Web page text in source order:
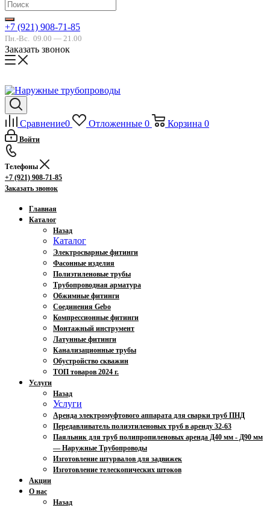
+7 (921) 908-71-85
Пн.-Вс. 09.00 — 21.00
Заказать звонок
Сравнение0 Отложенные 0 Корзина 0
Войти
Телефоны
+7 (921) 908-71-85
Заказать звонок
Главная
Каталог
Назад
Каталог
Электросварные фитинги
Фасонные изделия
Полиэтиленовые трубы
Трубопроводная арматура
Обжимные фитинги
Соединения Gebo
Компрессионные фитинги
Монтажный инструмент
Латунные фитинги
Канализационные трубы
Обустройство скважин
ТОП товаров 2024 г.
Услуги
Назад
Услуги
Аренда электромуфтового аппарата для сварки труб ПНД
Передавливатель полиэтиленовых труб в аренду 32-63
Паяльник для труб полипропиленовых аренда Д40 мм - Д90 мм
— Наружные Трубопроводы
Изготовление штурвалов для задвижек
Изготовление телескопических штоков
Акции
О нас
Назад